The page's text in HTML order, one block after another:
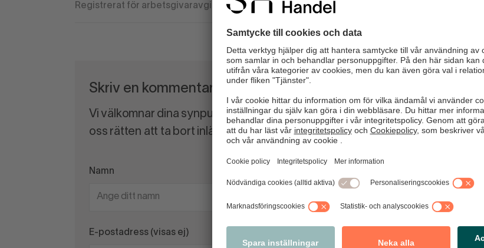
Registrerat för arbetsgivaravgift
Skriv en kommentar
Vi välkomnar dina synpunkter och kommentarer. Observera att vi förbehåller
oss rätten att ta bort inlägg som vi bedömer som olämpliga.
Namn
E-postadress (visas ej)